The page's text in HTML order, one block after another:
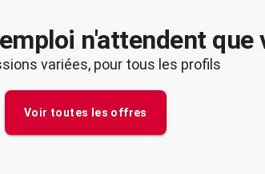
n'attendent que
variées, pour tous les profils
Voir toutes les offres